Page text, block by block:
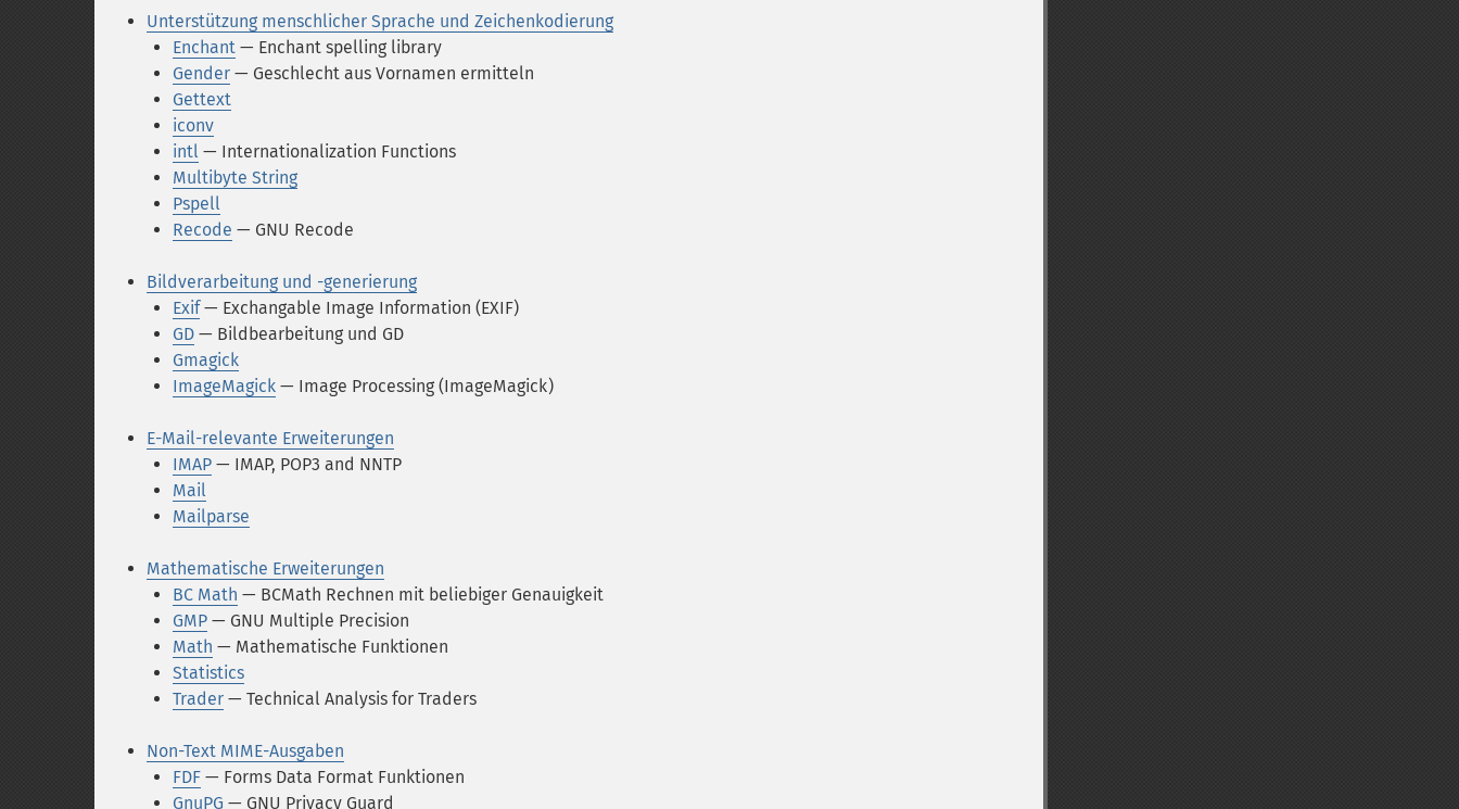
Unterstützung menschlicher Sprache und Zeichenkodierung
Enchant — Enchant spelling library
Gender — Geschlecht aus Vornamen ermitteln
Gettext
iconv
intl — Internationalization Functions
Multibyte String
Pspell
Recode — GNU Recode
Bildverarbeitung und -generierung
Exif— Exchangable Image Information (EXIF)
GD — Bildbearbeitung und GD
Gmagick
ImageMagick — Image Processing (ImageMagick)
E-Mail-relevante Erweiterungen
IMAP — IMAP, POP3 and NNTP
Mail
Mailparse
Mathematische Erweiterungen
BC Math — BCMath Rechnen mit beliebiger Genauigkeit
GMP — GNU Multiple Precision
Math — Mathematische Funktionen
Statistics
Trader — Technical Analysis for Traders
Non-Text MIME-Ausgaben
FDF — Forms Data Format Funktionen
GnuPG — GNU Privacy Guard